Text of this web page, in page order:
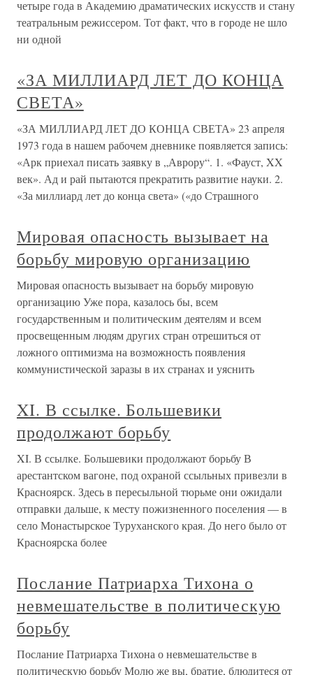
четыре года в Академию драматических искусств и стану
театральным режиссером. Тот факт, что в городе не шло
ни одной
«ЗА МИЛЛИАРД ЛЕТ ДО КОНЦА
СВЕТА»
«ЗА МИЛЛИАРД ЛЕТ ДО КОНЦА СВЕТА» 23 апреля
1973 года в нашем рабочем дневнике появляется запись:
«Арк приехал писать заявку в „Аврору“. 1. «Фауст, XX
век». Ад и рай пытаются прекратить развитие науки. 2.
«За миллиард лет до конца света» («до Страшного
Мировая опасность вызывает на
борьбу мировую организацию
Мировая опасность вызывает на борьбу мировую
организацию Уже пора, казалось бы, всем
государственным и политическим деятелям и всем
просвещенным людям других стран отрешиться от
ложного оптимизма на возможность появления
коммунистической заразы в их странах и уяснить
XI. В ссылке. Большевики
продолжают борьбу
XI. В ссылке. Большевики продолжают борьбу В
арестантском вагоне, под охраной ссыльных привезли в
Красноярск. Здесь в пересыльной тюрьме они ожидали
отправки дальше, к месту пожизненного поселения — в
село Монастырское Туруханского края. До него было от
Красноярска более
Послание Патриарха Тихона о
невмешательстве в политическую
борьбу
Послание Патриарха Тихона о невмешательстве в
политическую борьбу Молю же вы, братие, блюдитеся от